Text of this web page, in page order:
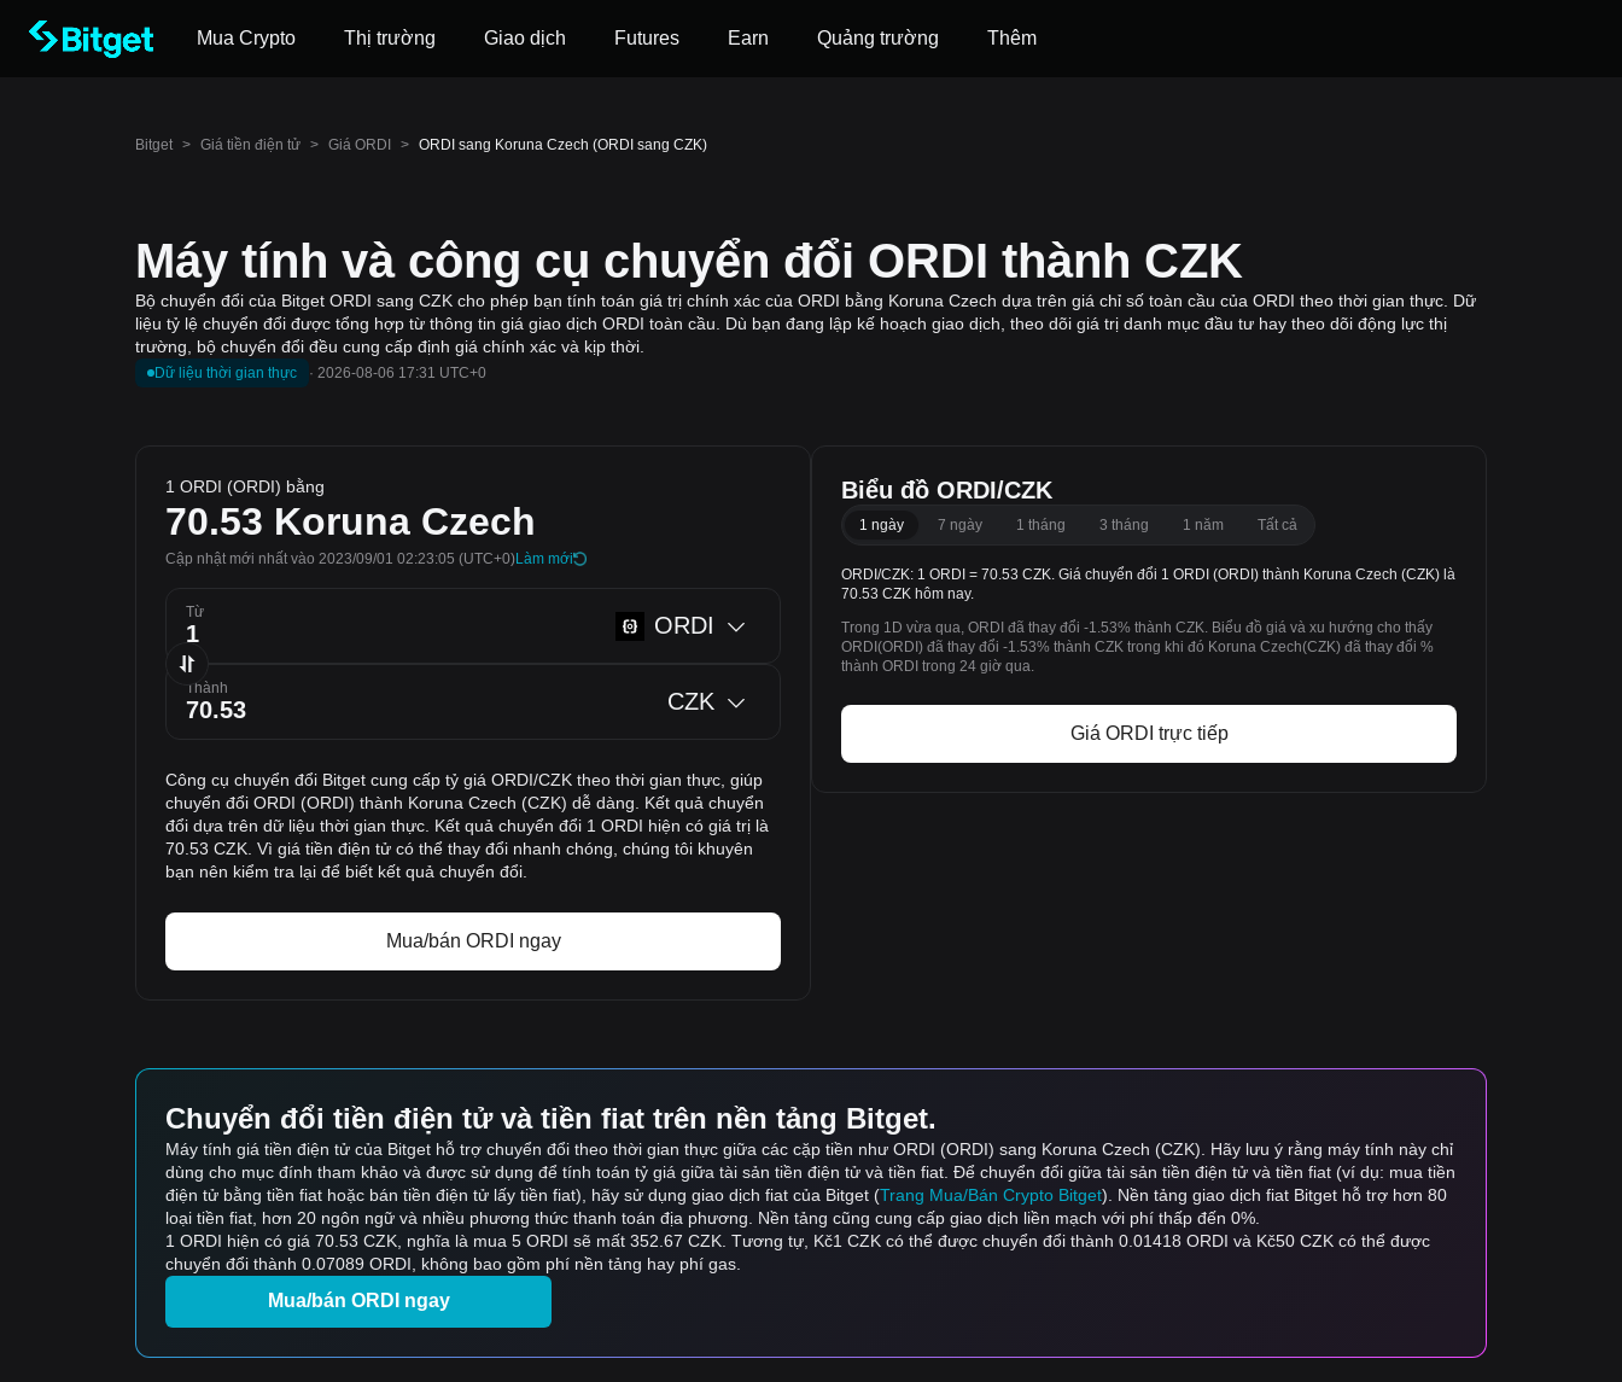
Mua Crypto Thị trường Giao dịch Futures ‌Earn Quảng trường Thêm
Bitget > Giá tiền điện tử > Giá ORDI > ORDI sang Koruna Czech (ORDI sang CZK)
Máy tính và công cụ chuyển đổi ORDI thành CZK
Bộ chuyển đổi của Bitget ORDI sang CZK cho phép bạn tính toán giá trị chính xác của ORDI bằng Koruna Czech dựa trên giá chỉ số toàn cầu của ORDI theo thời gian thực. Dữ
liệu tỷ lệ chuyển đổi được tổng hợp từ thông tin giá giao dịch ORDI toàn cầu. Dù bạn đang lập kế hoạch giao dịch, theo dõi giá trị danh mục đầu tư hay theo dõi động lực thị
trường, bộ chuyển đổi đều cung cấp định giá chính xác và kịp thời.
Dữ liệu thời gian thực · 2026-08-06 17:31 UTC+0
1 ORDI (ORDI) bằng
70.53 Koruna Czech
Cập nhật mới nhất vào 2023/09/01 02:23:05 (UTC+0)‌Làm mới
Từ ORDI
Thành CZK
Công cụ chuyển đổi Bitget cung cấp tỷ giá ORDI/CZK theo thời gian thực, giúp
chuyển đổi ORDI (ORDI) thành Koruna Czech (CZK) dễ dàng. Kết quả chuyển
đổi dựa trên dữ liệu thời gian thực. Kết quả chuyển đổi 1 ORDI hiện có giá trị là
70.53 CZK. Vì giá tiền điện tử có thể thay đổi nhanh chóng, chúng tôi khuyên
bạn nên kiểm tra lại để biết kết quả chuyển đổi.
Mua/bán ORDI ngay
Biểu đồ ORDI/CZK
1 ngày 7 ngày 1 tháng 3 tháng 1 năm Tất cả
ORDI/CZK: 1 ORDI = 70.53 CZK. Giá chuyển đổi 1 ORDI (ORDI) thành Koruna Czech (CZK) là
70.53 CZK hôm nay.
Trong 1D vừa qua, ORDI đã thay đổi -1.53% thành CZK. Biểu đồ giá và xu hướng cho thấy
ORDI(ORDI) đã thay đổi -1.53% thành CZK trong khi đó Koruna Czech(CZK) đã thay đổi %
thành ORDI trong 24 giờ qua.
Giá ORDI trực tiếp
Chuyển đổi tiền điện tử và tiền fiat trên nền tảng Bitget.
Máy tính giá tiền điện tử của Bitget hỗ trợ chuyển đổi theo thời gian thực giữa các cặp tiền như ORDI (ORDI) sang Koruna Czech (CZK). Hãy lưu ý rằng máy tính này chỉ
dùng cho mục đính tham khảo và được sử dụng để tính toán tỷ giá giữa tài sản tiền điện tử và tiền fiat. Để chuyển đổi giữa tài sản tiền điện tử và tiền fiat (ví dụ: mua tiền
điện tử bằng tiền fiat hoặc bán tiền điện tử lấy tiền fiat), hãy sử dụng giao dịch fiat của Bitget (Trang Mua/Bán Crypto Bitget). Nền tảng giao dịch fiat Bitget hỗ trợ hơn 80
loại tiền fiat, hơn 20 ngôn ngữ và nhiều phương thức thanh toán địa phương. Nền tảng cũng cung cấp giao dịch liền mạch với phí thấp đến 0%.
1 ORDI hiện có giá 70.53 CZK, nghĩa là mua 5 ORDI sẽ mất 352.67 CZK. Tương tự, Kč1 CZK có thể được chuyển đổi thành 0.01418 ORDI và Kč50 CZK có thể được
chuyển đổi thành 0.07089 ORDI, không bao gồm phí nền tảng hay phí gas.
Mua/bán ORDI ngay